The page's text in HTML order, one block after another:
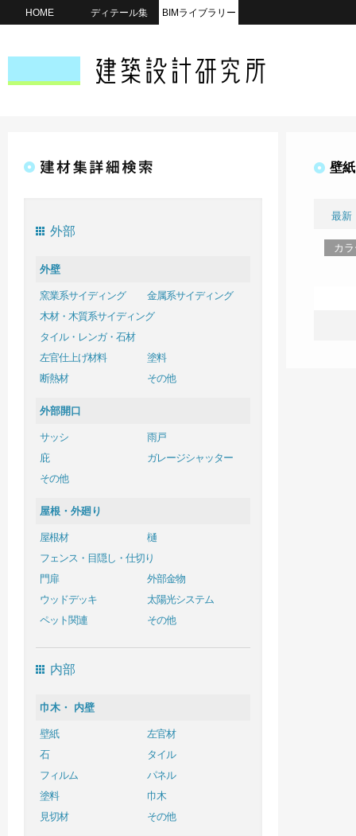
HOME ディテール集 BIMライブラリー
外部
外壁
窯業系サイディング
金属系サイディング
木材・木質系サイディング
タイル・レンガ・石材
左官仕上げ材料
塗料
断熱材
その他
外部開口
サッシ
雨戸
庇
ガレージシャッター
その他
屋根・外廻り
屋根材
樋
フェンス・目隠し・仕切り
門扉
外部金物
ウッドデッキ
太陽光システム
ペット関連
その他
内部
巾木・ 内壁
壁紙
左官材
石
タイル
フィルム
パネル
塗料
巾木
見切材
その他
壁
最新
カ